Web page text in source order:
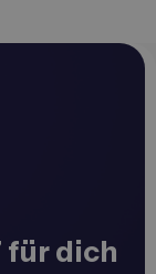
für dich